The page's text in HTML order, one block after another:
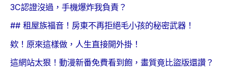
3C認證沒過，手機爆炸我負責？
## 租屋族福音！房東不再拒絕毛小孩的秘密武器！
欸！原來這樣做，人生直接開外掛！
這網站太狠！動漫新番免費看到飽，畫質竟比盜版還讚？